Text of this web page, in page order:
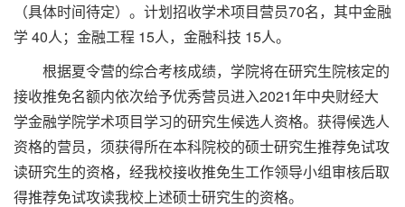
（具体时间待定）。计划招收学术项目营员70名，其中金融
学 40人；金融工程 15人，金融科技 15人。
根据夏令营的综合考核成绩，学院将在研究生院核定的
接收推免名额内依次给予优秀营员进入2021年中央财经大
学金融学院学术项目学习的研究生候选人资格。获得候选人
资格的营员，须获得所在本科院校的硕士研究生推荐免试攻
读研究生的资格，经我校接收推免生工作领导小组审核后取
得推荐免试攻读我校上述硕士研究生的资格。